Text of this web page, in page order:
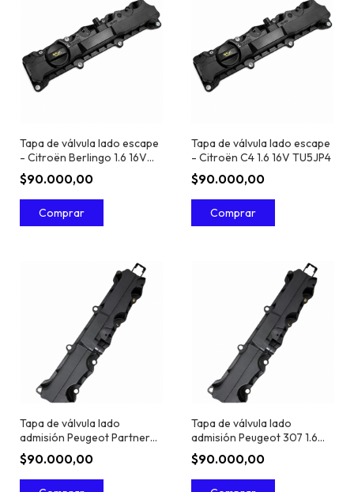
Tapa de válvula lado escape
- Citroën Berlingo 1.6 16V
TU5JP4
$90.000,00
Tapa de válvula lado escape
- Citroën C4 1.6 16V TU5JP4
$90.000,00
Tapa de válvula lado
admisión Peugeot Partner
1.6 16V TU5JP4
$90.000,00
Tapa de válvula lado
admisión Peugeot 307 1.6
16V TU5JP4
$90.000,00